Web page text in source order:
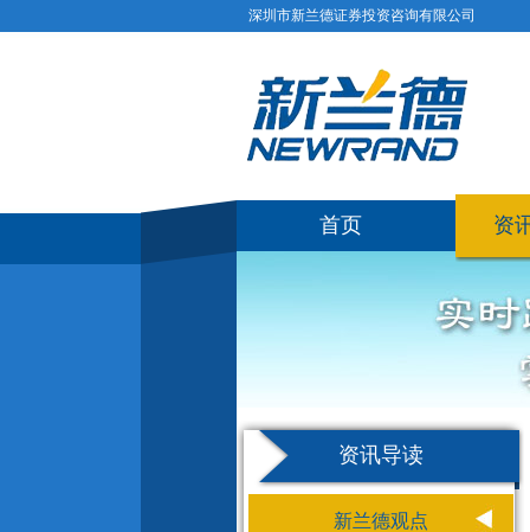
深圳市新兰德证券投资咨询有限公司
首页 资
资讯导读
新兰德观点